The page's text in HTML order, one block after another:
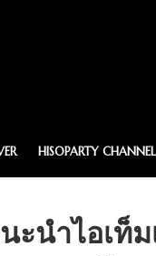
HISOPARTY CHANNEL
นำไอเท็